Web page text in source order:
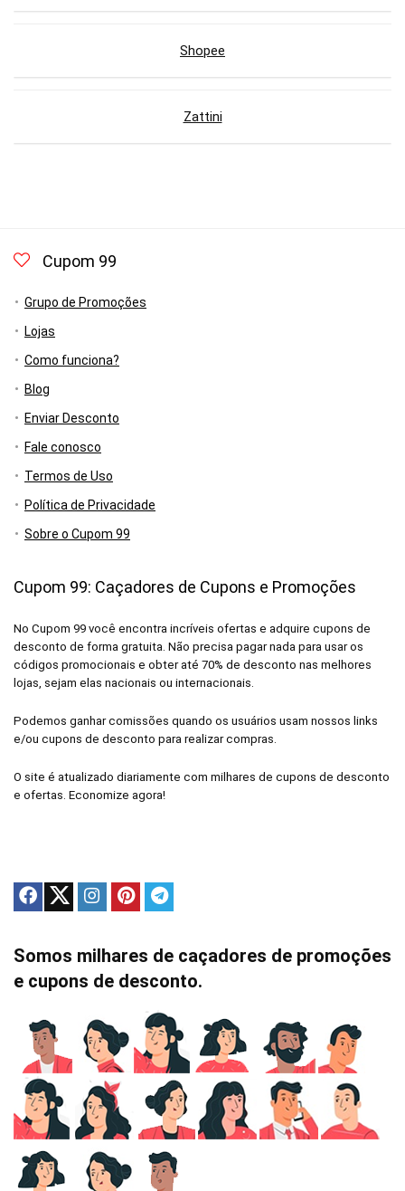
Shopee
Zattini
Cupom 99
Grupo de Promoções
Lojas
Como funciona?
Blog
Enviar Desconto
Fale conosco
Termos de Uso
Política de Privacidade
Sobre o Cupom 99
Cupom 99: Caçadores de Cupons e Promoções
No Cupom 99 você encontra incríveis ofertas e adquire cupons de
desconto de forma gratuita. Não precisa pagar nada para usar os
códigos promocionais e obter até 70% de desconto nas melhores
lojas, sejam elas nacionais ou internacionais.
Podemos ganhar comissões quando os usuários usam nossos links
e/ou cupons de desconto para realizar compras.
O site é atualizado diariamente com milhares de cupons de desconto
e ofertas. Economize agora!
Somos milhares de caçadores de promoções
e cupons de desconto.